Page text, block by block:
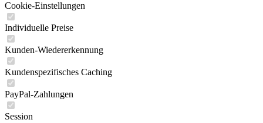
Cookie-Einstellungen
Individuelle Preise
Kunden-Wiedererkennung
Kundenspezifisches Caching
PayPal-Zahlungen
Session